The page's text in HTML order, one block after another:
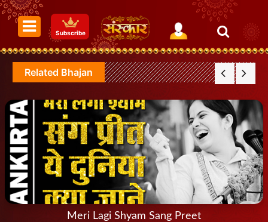
Subscribe
Related Bhajan
Meri Lagi Shyam Sang Preet